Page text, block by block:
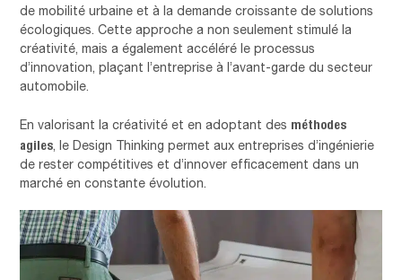
de mobilité urbaine et à la demande croissante de solutions
écologiques. Cette approche a non seulement stimulé la
créativité, mais a également accéléré le processus
d’innovation, plaçant l’entreprise à l’avant-garde du secteur
automobile.
En valorisant la créativité et en adoptant des méthodes
agiles , le Design Thinking permet aux entreprises d’ingénierie
de rester compétitives et d’innover efficacement dans un
marché en constante évolution.